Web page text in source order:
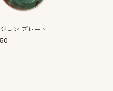
ョン プレート